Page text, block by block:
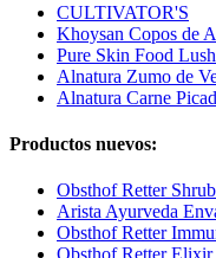
CULTIVATOR'S
Khoysan Copos de
Pure Skin Food
Alnatura Zumo de
Alnatura Carne
Productos nuevos:
Obsthof Retter
Arista Ayurveda
Obsthof Retter